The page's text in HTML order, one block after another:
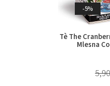
-5%
Tè The
Mlesna